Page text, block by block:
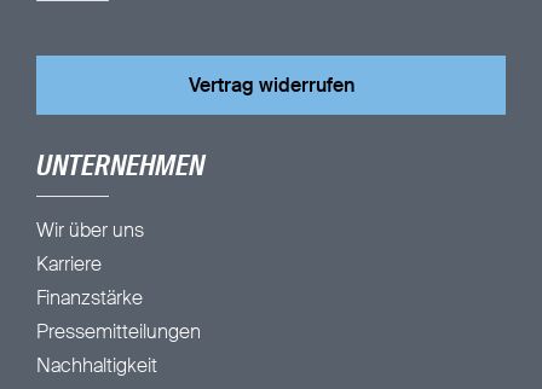
Vertrag widerrufen
UNTERNEHMEN
Wir über uns
Karriere
Finanzstärke
Pressemitteilungen
Nachhaltigkeit